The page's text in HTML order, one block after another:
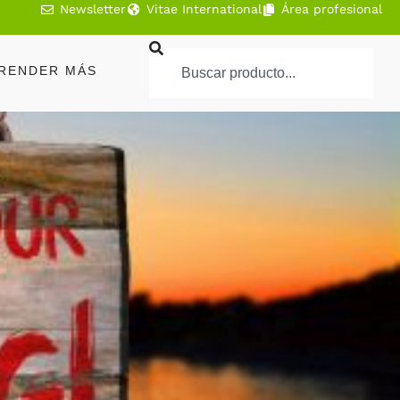
Newsletter Vitae International Área profesional
MÁS